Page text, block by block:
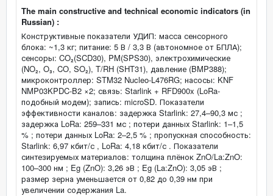
The main constructive and technical economic indicators (in
Russian) :
Конструктивные показатели УДИП: масса сенсорного
блока: ~1,3 кг; питание: 5 В / 3,3 В (автономное от БПЛА);
сенсоры: CO₂(SCD30), PM(SPS30), электрохимические
(NO₂, O₃, CO, SO₂), T/RH (SHT31), давление (BMP388);
микроконтроллер: STM32 Nucleo-L476RG; насосы: KNF
NMP03KPDC-B2 ×2; связь: Starlink + RFD900x (LoRa-
подобный модем); запись: microSD. Показатели
эффективности каналов: задержка Starlink: 27,4–90,3 мс ;
задержка LoRa: 259–331 мс ; потери данных Starlink: 1–1,5
% ; потери данных LoRa: 2–2,5 % ; пропускная способность:
Starlink: 6,97 кбит/с , LoRa: 4,18 кбит/с . Показатели
синтезируемых материалов: толщина плёнок ZnO/La:ZnO:
100–300 нм ; Eg (ZnO): 3,26 эВ ; Eg (La:ZnO): 3,05 эВ ;
размер зерна уменьшается от 0,82 до 0,39 нм при
увеличении содержания La.